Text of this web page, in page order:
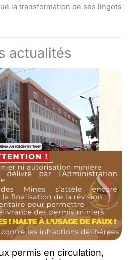
la transformation de ses lingots
actualités
permis en circulation,